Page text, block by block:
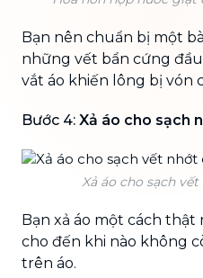
Bạn nên chuẩn bị một
những vết bẩn cứng
vắt áo khiến lông bị vón
Bước 4: Xả áo cho sạch
Xả áo cho sạch
Bạn xả áo một cách
cho đến khi nào không
trên áo.